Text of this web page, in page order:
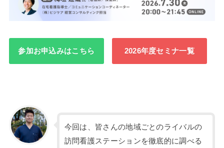
参加お申込みはこちら 2026年度セミナ一覧
今回は、皆さんの地域ごとのライバルの
訪問看護ステーションを徹底的に調べる